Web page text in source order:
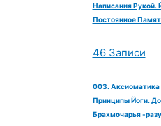
Написания Рукой.
Постоянное
46 Записи
003. Аксиоматика
Принципы Йоги.
Брахмочарья -